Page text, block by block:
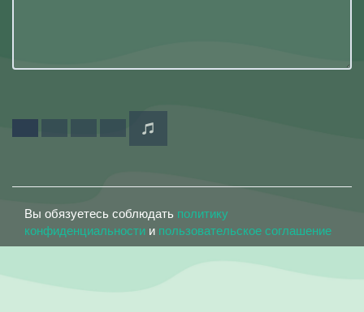
Вы обязуетесь соблюдать политику
конфиденциальности и пользовательское соглашение